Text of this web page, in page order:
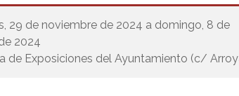
29 de noviembre de 2024 a domingo, 8 de
2024
de Exposiciones del Ayuntamiento (c/